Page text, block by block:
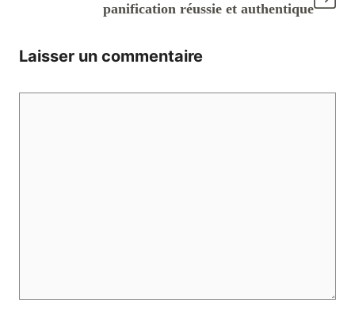
panification réussie et authentique
Laisser un commentaire